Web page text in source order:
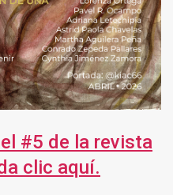
#5 de la revista
clic aquí.